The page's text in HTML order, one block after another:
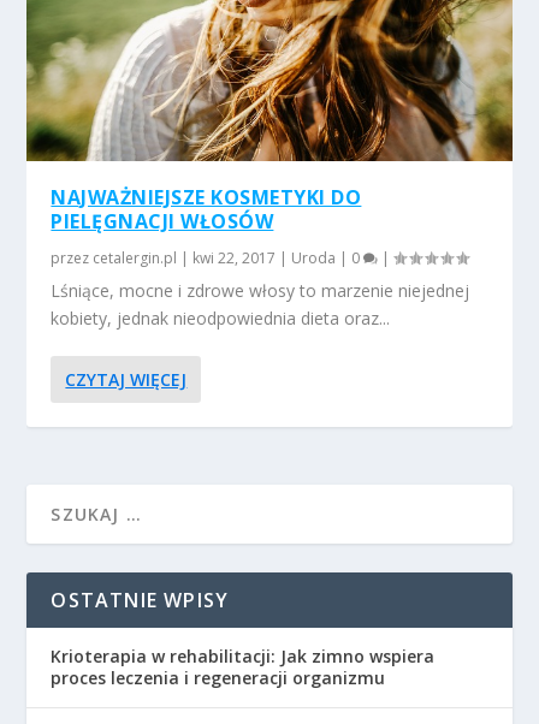
NAJWAŻNIEJSZE KOSMETYKI DO
PIELĘGNACJI WŁOSÓW
przez cetalergin.pl | kwi 22, 2017 | Uroda | 0 |
Lśniące, mocne i zdrowe włosy to marzenie niejednej
kobiety, jednak nieodpowiednia dieta oraz...
CZYTAJ WIĘCEJ
OSTATNIE WPISY
Krioterapia w rehabilitacji: Jak zimno wspiera
proces leczenia i regeneracji organizmu